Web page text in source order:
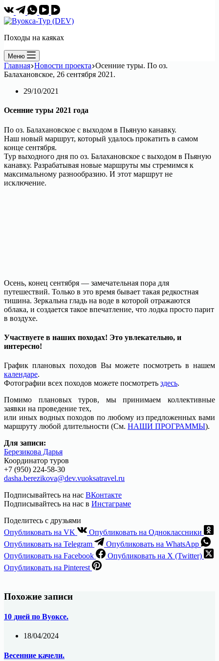
Походы на каяках
Меню
Главная Новости проекта Осенние туры. По оз.
Балахановское, 26 сентября 2021.
29/10/2021
Осенние туры 2021 года
По оз. Балахановское с выходом в Пьяную канавку.
Наш новый маршрут, который удалось прокатить в самом
конце сентября.
Тур выходного дня по оз. Балахановское с выходом в Пьяную
канавку. Разрабатывая новые маршруты мы стремимся к
максимальному разнообразию. И этот маршрут не
исключение.
Осень, конец сентября — замечательная пора для
путешествий. Только в это время бывает такая редкостная
тишина. Зеркальна гладь на воде в которой отражаются
облака, и создается такое впечатление, что лодка просто парит
в воздухе.
Участвуете в наших походах! Это увлекательно, и
интересно!
График плановых походов Вы можете посмотреть в нашем
календаре.
Фотографии всех походов можете посмотреть здесь.
Помимо плановых туров, мы принимаем коллективные
заявки на проведение тех,
или иных водных походов по любому из предложенных вами
маршруту любой длительности (См. НАШИ ПРОГРАММЫ).
Для записи:
Березикова Дарья
Координатор туров
+7 (950) 224-58-30
dasha.berezikova@dev.vuoksatravel.ru
Подписывайтесь на нас ВКонтакте
Подписывайтесь на нас в Инстаграме
Поделитесь с друзьями
Опубликовать на VK
Опубликовать на Одноклассники
Опубликовать на Telegram
Опубликовать на WhatsApp
Опубликовать на Facebook
Опубликовать на X (Twitter)
Опубликовать на Pinterest
Похожие записи
10 дней по Вуоксе.
18/04/2024
Весенние качели.